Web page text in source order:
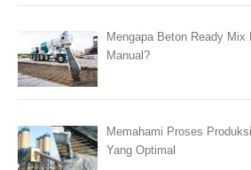
Mengapa Beton Ready Mix
Manual?
Memahami Proses
Yang Optimal